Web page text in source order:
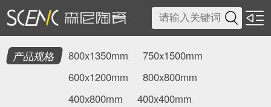

产品规格 800x1350mm
750x1500mm
600x1200mm
800x800mm
400x800mm
400x400mm